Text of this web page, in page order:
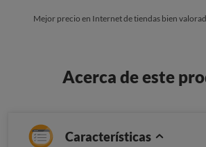
Mejor precio en Internet de tiendas bien
Acerca de este
Características